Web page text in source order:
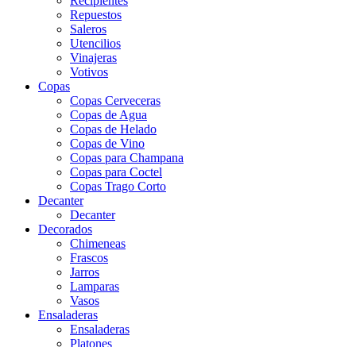
Repuestos
Saleros
Utencilios
Vinajeras
Votivos
Copas
Copas Cerveceras
Copas de Agua
Copas de Helado
Copas de Vino
Copas para Champana
Copas para Coctel
Copas Trago Corto
Decanter
Decanter
Decorados
Chimeneas
Frascos
Jarros
Lamparas
Vasos
Ensaladeras
Ensaladeras
Platones